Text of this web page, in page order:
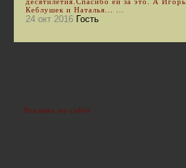
Кеблушек и Наталья... ...
24 окт 2016 Гость
Реклама на сайте